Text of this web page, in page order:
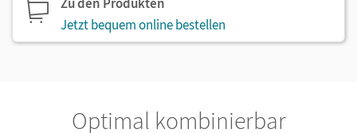
Jetzt bequem online bestellen
Optimal kombinierbar